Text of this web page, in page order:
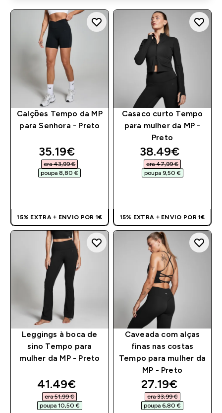
Calções Tempo da MP
para Senhora - Preto
discounted price
35.19€‎
era 43,99 €‎
poupa 8,80 €‎
15% EXTRA + ENVIO POR 1€
Casaco curto Tempo
para mulher da MP -
Preto
discounted
38.49€‎
era 47,99 €‎
poupa 9,50 €‎
15% EXTRA + ENVIO POR 1€
Leggings à boca de
sino Tempo para
mulher da MP - Preto
discounted price
41.49€‎
era 51,99 €‎
poupa 10,50 €‎
Caveada com alças
finas nas costas
Tempo para mulher da
MP - Preto
discounted
27.19€‎
era 33,99 €‎
poupa 6,80 €‎